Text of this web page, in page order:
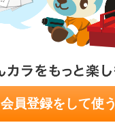
RX-7 [FD]
あよしさん
0
会員登録をして使う